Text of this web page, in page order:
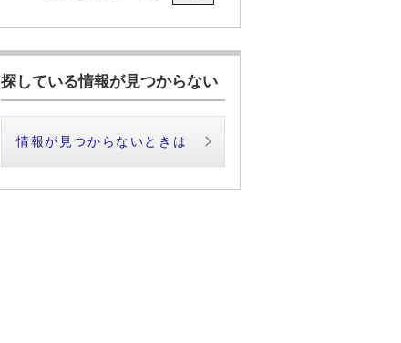
探している情報が見つからない
情報が見つからないときは